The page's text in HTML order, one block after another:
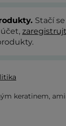
Stačí se
keratinem,